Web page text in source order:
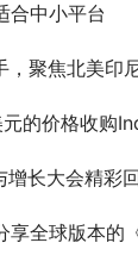
合中小平台
聚焦北美印尼
的价格收购
会精彩回顾 演
的《放置奇兵》是如